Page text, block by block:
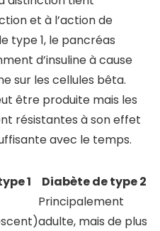
et à l’action de
type 1, le pancréas
d’insuline à cause
sur les cellules bêta.
être produite mais les
résistantes à son effet
avec le temps.
1
Diabète de type 2
Principalement
adulte, mais de plus